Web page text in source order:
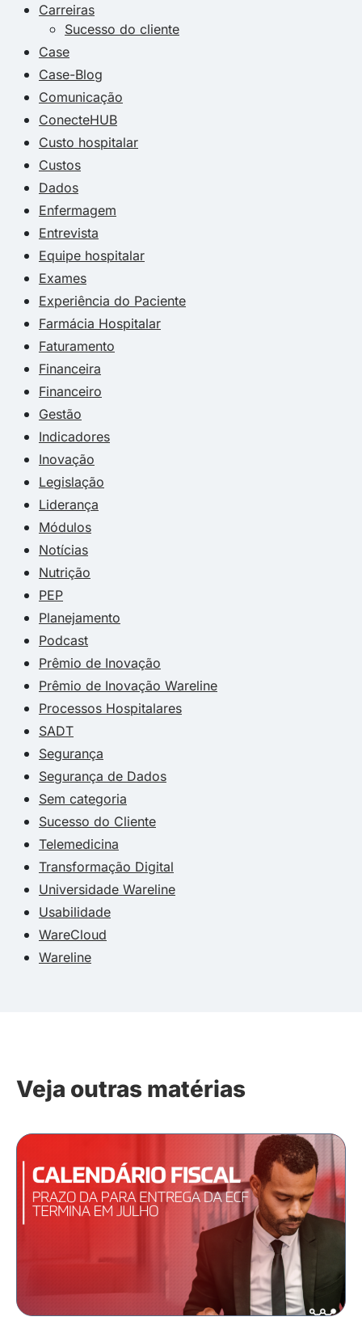
Carreiras
Sucesso do cliente
Case
Case-Blog
Comunicação
ConecteHUB
Custo hospitalar
Custos
Dados
Enfermagem
Entrevista
Equipe hospitalar
Exames
Experiência do Paciente
Farmácia Hospitalar
Faturamento
Financeira
Financeiro
Gestão
Indicadores
Inovação
Legislação
Liderança
Módulos
Notícias
Nutrição
PEP
Planejamento
Podcast
Prêmio de Inovação
Prêmio de Inovação Wareline
Processos Hospitalares
SADT
Segurança
Segurança de Dados
Sem categoria
Sucesso do Cliente
Telemedicina
Transformação Digital
Universidade Wareline
Usabilidade
WareCloud
Wareline
Veja outras matérias